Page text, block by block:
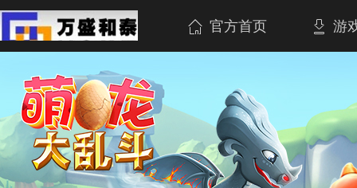
官方首页 游